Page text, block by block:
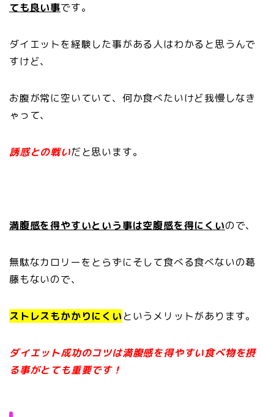
ても良い事です。
ダイエットを経験した事がある人はわかると思うんで
すけど、
お腹が常に空いていて、何か食べたいけど我慢しなき
ゃって、
誘惑との戦いだと思います。
満腹感を得やすいという事は空腹感を得にくいので、
無駄なカロリーをとらずにそして食べる食べないの葛
藤もないので、
ストレスもかかりにくいというメリットがあります。
ダイエット成功のコツは満腹感を得やすい食べ物を摂
る事がとても重要です！